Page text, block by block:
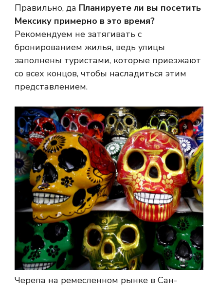
Правильно, да Планируете ли вы посетить
Мексику примерно в это время?
Рекомендуем не затягивать с
бронированием жилья, ведь улицы
заполнены туристами, которые приезжают
со всех концов, чтобы насладиться этим
представлением.
Черепа на ремесленном рынке в Сан-